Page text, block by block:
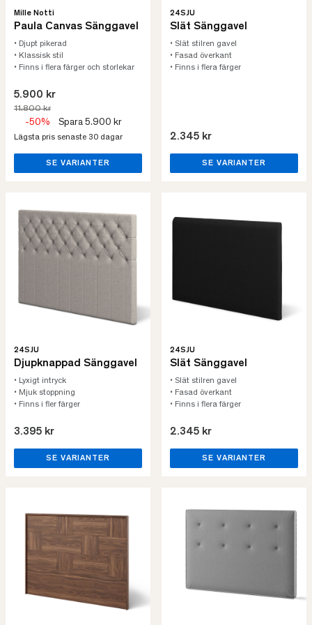
Mille Notti
Paula Canvas Sänggavel
• Djupt pikerad
• Klassisk stil
• Finns i flera färger och storlekar
5.900 kr
11.800 kr
-50% Spara 5.900 kr
Lägsta pris senaste 30 dagar
SE VARIANTER
24SJU
Slät Sänggavel
• Slät stilren gavel
• Fasad överkant
• Finns i flera färger
2.345 kr
SE VARIANTER
24SJU
Djupknappad Sänggavel
• Lyxigt intryck
• Mjuk stoppning
• Finns i fler färger
3.395 kr
SE VARIANTER
24SJU
Slät Sänggavel
• Slät stilren gavel
• Fasad överkant
• Finns i flera färger
2.345 kr
SE VARIANTER